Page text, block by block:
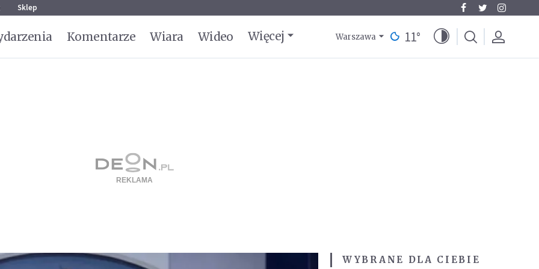
Sklep
Komentarze Wiara Wideo Więcej Warszawa 11°
WYBRANE DLA CIEBIE